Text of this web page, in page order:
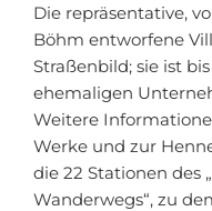
Die repräsentative,
Böhm entworfene
Straßenbild; sie ist
ehemaligen
Weitere
Werke und zur
die 22 Stationen des
Wanderwegs“, zu